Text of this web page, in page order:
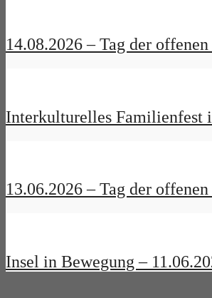
14.08.2026 – Tag der
Interkulturelles Familienfest
13.06.2026 – Tag der
Insel in Bewegung –